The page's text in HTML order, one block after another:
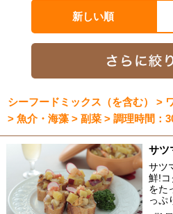
新しい順
シーフードミックス（を含む） >
> 魚介・海藻 > 副菜 > 調理時間
サツ
サツ
鮮!コ
をた
っぷ